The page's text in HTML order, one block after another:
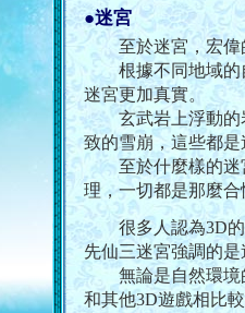
●迷宮
至於迷宮，宏偉
根據不同地域的自
迷宮更加真實。
玄武岩上浮動的岩
致的雪崩，這些都
至於什麼樣的迷宮
理，一切都是那麼合
很多人認為3D的迷
先仙三迷宮強調的
無論是自然環境的
和其他3D遊戲相比